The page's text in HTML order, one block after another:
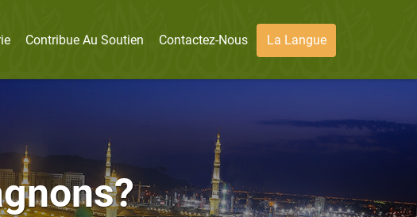
Contribue Au Soutien Contactez-Nous La Langue